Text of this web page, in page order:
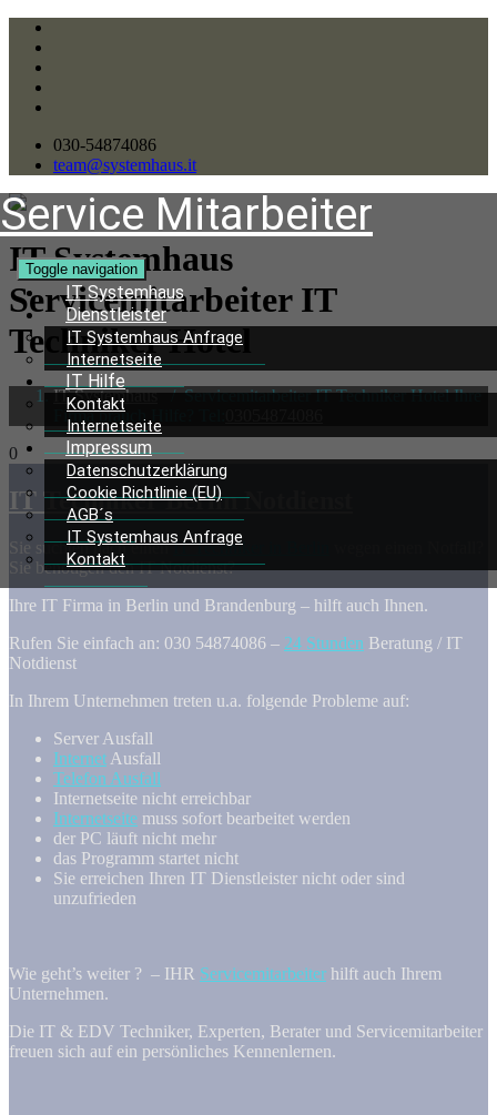
030-54874086
team@systemhaus.it
Service Mitarbeiter
Toggle navigation
IT Systemhaus
Dienstleister
IT Systemhaus Anfrage
Internetseite
IT Hilfe
Kontakt
Internetseite
Impressum
Datenschutzerklärung
Cookie Richtlinie (EU)
AGB´s
IT Systemhaus Anfrage
Kontakt
IT Systemhaus
Servicemitarbeiter IT
Techniker Hotel
IT Systemhaus/Servicemitarbeiter IT Techniker Hotel Ihre
Firma brauch Hilfe? Tel:
0
IT Techniker Berlin Notdienst
Sie suchten nach einenIT Techniker in Berlin
Sie benötigen den IT Notdienst?
Ihre IT Firma in Berlin und Brandenburg – hilft auch Ihnen.
Rufen Sie einfach an: 030 54874086 – 24 Stunden Beratung / IT
Notdienst
In Ihrem Unternehmen treten u.a. folgende Probleme auf:
Server Ausfall
Internet Ausfall
Telefon Ausfall
Internetseite nicht erreichbar
Internetseite muss sofort bearbeitet werden
der PC läuft nicht mehr
das Programm startet nicht
Sie erreichen Ihren IT Dienstleister nicht oder sind
unzufrieden
Wie geht’s weiter ? – IHR Servicemitarbeiter hilft auch Ihrem
Unternehmen.
Die IT & EDV Techniker, Experten, Berater und Servicemitarbeiter
freuen sich auf ein persönliches Kennenlernen.